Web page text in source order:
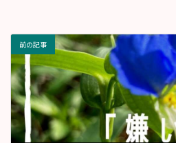
前の記事